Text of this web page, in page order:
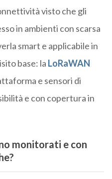
visto che gli
in ambienti con scarsa
smart e applicabile in
base: la LoRaWAN
e sensori di
e con copertura in
monitorati e con